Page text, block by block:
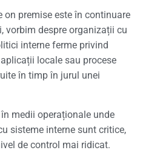
on premise este în continuare
vorbim despre organizații cu
interne ferme privind
locale sau procese
în timp în jurul unei
medii operaționale unde
sisteme interne sunt critice,
de control mai ridicat.